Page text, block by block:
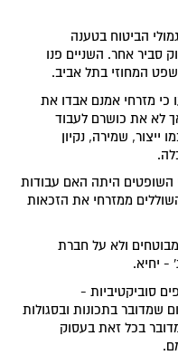
הביטוח בטענה
סביר אחר. השניים פנו
המחוזי בתל אביב.
מזרחי אמנם אבדו את
לא את כושרם לעבוד
ייצור, שמירה, נקיון
היתה האם עבודות
ממזרחי את הזכאות
ולא על חברת
- יחיא.
סוביקטיביות -
שמדובר בתכונות ובסגולות
בכל זאת בעסוק